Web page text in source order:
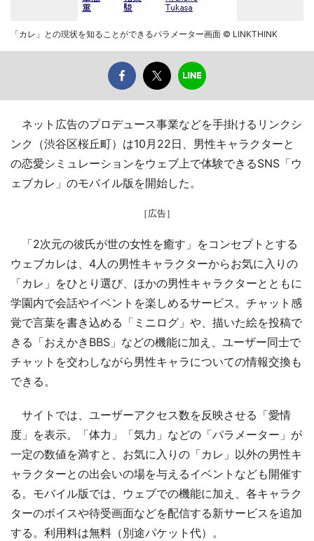
「カレ」との現状を知ることができるパラメーター画面 © LINKTHINK
ネット広告のプロデュース事業などを手掛けるリンクシ
ンク（渋谷区桜丘町）は10月22日、男性キャラクターと
の恋愛シミュレーションをウェブ上で体験できるSNS「ウ
ェブカレ」のモバイル版を開始した。
［広告］
「2次元の彼氏が世の女性を癒す」をコンセプトとする
ウェブカレは、4人の男性キャラクターからお気に入りの
「カレ」をひとり選び、ほかの男性キャラクターとともに
学園内で会話やイベントを楽しめるサービス。チャット感
覚で言葉を書き込める「ミニログ」や、描いた絵を投稿で
きる「おえかきBBS」などの機能に加え、ユーザー同士で
チャットを交わしながら男性キャラについての情報交換も
できる。
サイトでは、ユーザーアクセス数を反映させる「愛情
度」を表示。「体力」「気力」などの「パラメーター」が
一定の数値を満すと、お気に入りの「カレ」以外の男性キ
ャラクターとの出会いの場を与えるイベントなども開催す
る。モバイル版では、ウェブでの機能に加え、各キャラク
ターのボイスや待受画面などを配信する新サービスを追加
する。利用料は無料（別途パケット代）。